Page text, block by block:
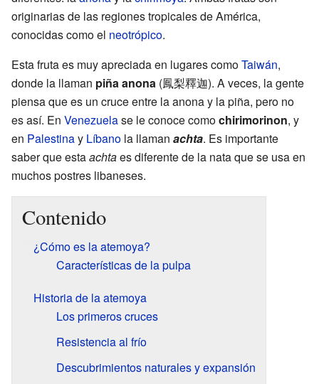
originarias de las regiones tropicales de América,
conocidas como el neotrópico.
Esta fruta es muy apreciada en lugares comoTaiwán,
donde la llaman piña anona (鳳梨釋迦). A veces, la gente
piensa que es un cruce entre la anona y la piña, pero no
es así. En Venezuelase le conoce comochirimorinon, y
en Palestinay Líbano la llaman achta. Es importante
saber que estaachtaes diferente de la nata que se usa en
muchos postres libaneses.
Contenido
¿Cómo es la atemoya?
Características de la pulpa
Historia de la atemoya
Los primeros cruces
Resistencia al frío
Descubrimientos naturales y expansión